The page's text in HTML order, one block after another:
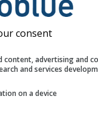
experientes:
do vento
21 kn). Com esta
vento, as manobras
consent
content, advertising and
and services
on a device